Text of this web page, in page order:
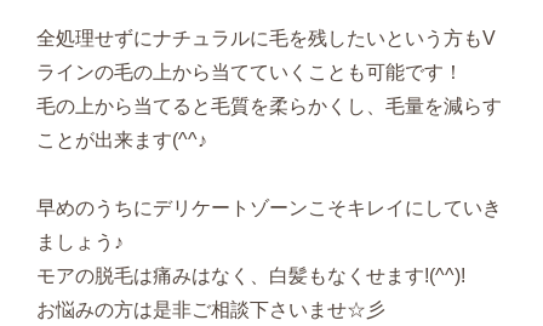
全処理せずにナチュラルに毛を残したいという方もV
ラインの毛の上から当てていくことも可能です！
毛の上から当てると毛質を柔らかくし、毛量を減らす
ことが出来ます(^^♪
早めのうちにデリケートゾーンこそキレイにしていき
ましょう♪
モアの脱毛は痛みはなく、白髪もなくせます!(^^)!
お悩みの方は是非ご相談下さいませ☆彡